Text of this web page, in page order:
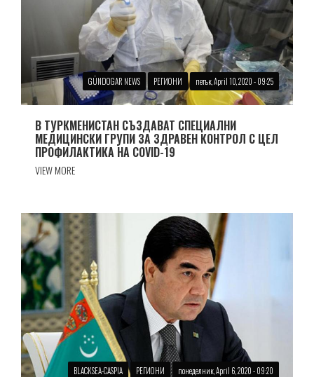
GÜNDOGAR NEWS РЕГИОНИ петък, April 10, 2020 - 09:25
В ТУРКМЕНИСТАН СЪЗДАВАТ СПЕЦИАЛНИ
МЕДИЦИНСКИ ГРУПИ ЗА ЗДРАВЕН КОНТРОЛ С ЦЕЛ
ПРОФИЛАКТИКА НА COVID-19
VIEW MORE
BLACKSEA-CASPIA РЕГИОНИ понеделник, April 6, 2020 - 09:20